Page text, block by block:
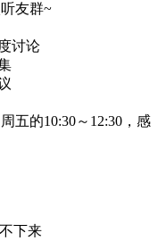
友群~
讨论
五的10:30～12:30，感
下来